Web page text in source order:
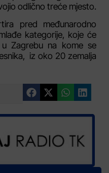
odlično treće mjesto.
pred međunarodno
kategorije, koje će
Zagrebu na kome se
iz oko 20 zemalja